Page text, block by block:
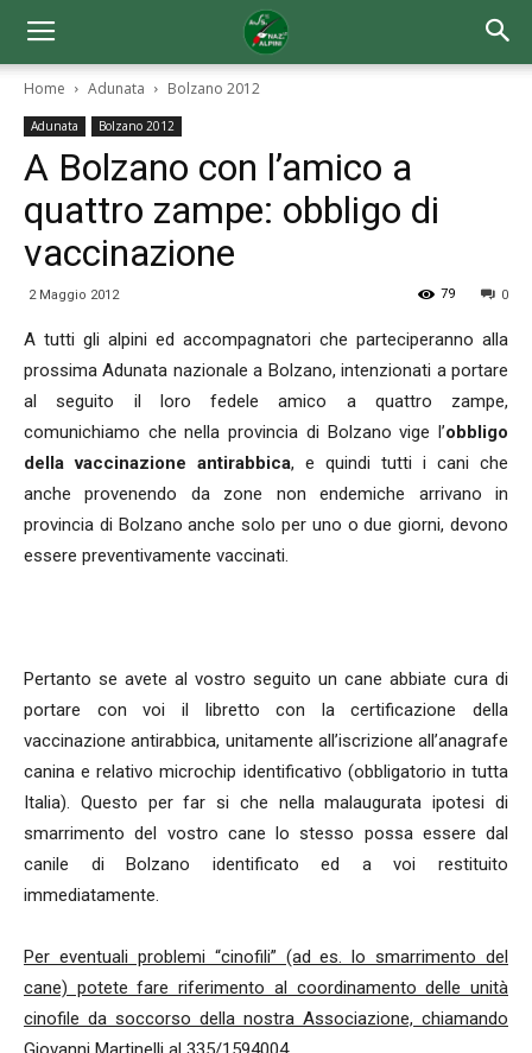
Home Adunata Bolzano 2012
Adunata Bolzano 2012
A Bolzano con l’amico a
quattro zampe: obbligo di
vaccinazione
2 Maggio 2012 0
79
A tutti gli alpini ed accompagnatori che parteciperanno alla
prossima Adunata nazionale a Bolzano, intenzionati a portare
al seguito il loro fedele amico a quattro zampe,
comunichiamo che nella provincia di Bolzano vige l’obbligo
della vaccinazione antirabbica, e quindi tutti i cani che
anche provenendo da zone non endemiche arrivano in
provincia di Bolzano anche solo per uno o due giorni, devono
essere preventivamente vaccinati.
Pertanto se avete al vostro seguito un cane abbiate cura di
portare con voi il libretto con la certificazione della
vaccinazione antirabbica, unitamente all’iscrizione all’anagrafe
canina e relativo microchip identificativo (obbligatorio in tutta
Italia). Questo per far si che nella malaugurata ipotesi di
smarrimento del vostro cane lo stesso possa essere dal
canile di Bolzano identificato ed a voi restituito
immediatamente.
Per eventuali problemi “cinofili” (ad es. lo smarrimento del
cane) potete fare riferimento al coordinamento delle unità
cinofile da soccorso della nostra Associazione, chiamando